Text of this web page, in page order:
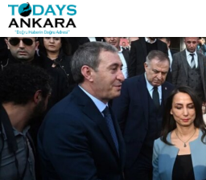
Kemal Yazıcıoğlu aday gösterildi